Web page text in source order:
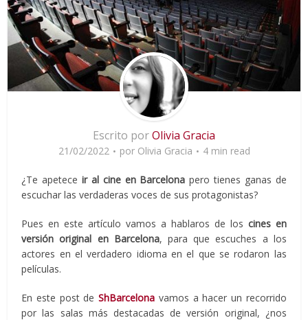
Escrito porOlivia Gracia
21/02/2022 por Olivia Gracia 4 min read
¿Te apetece ir al cine en Barcelona pero tienes ganas de
escuchar las verdaderas voces de sus protagonistas?
Pues en este artículo vamos a hablaros de los cines en
versión original en Barcelona, para que escuches a los
actores en el verdadero idioma en el que se rodaron las
películas.
En este post deShBarcelona vamos a hacer un recorrido
por las salas más destacadas de versión original, ¿nos